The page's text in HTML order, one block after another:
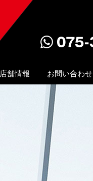
店舗情報 お問い合わせ